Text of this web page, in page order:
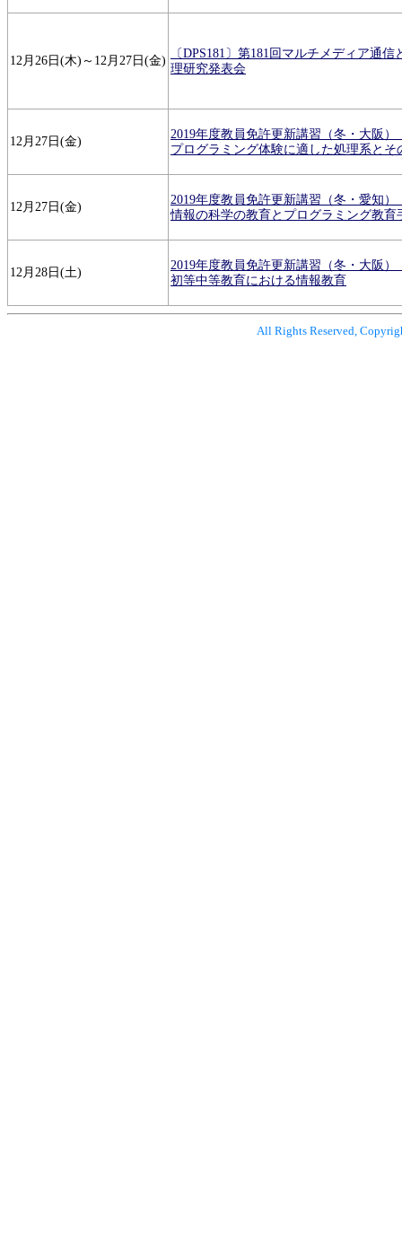
12月26日(木)～12月27日(金)
〔DPS181〕第181回マルチメディア通信
理研究発表会
12月27日(金)
2019年度教員免許更新講習（冬・大阪）
プログラミング体験に適した処理系とそ
12月27日(金)
2019年度教員免許更新講習（冬・愛知）
情報の科学の教育とプログラミング教育
12月28日(土)
2019年度教員免許更新講習（冬・大阪）
初等中等教育における情報教育
All Rights Reserved,